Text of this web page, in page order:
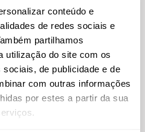
conteúdo e
de redes sociais e
partilhamos
utilização do site com os
de publicidade e de
com outras informações
por estes a partir da sua